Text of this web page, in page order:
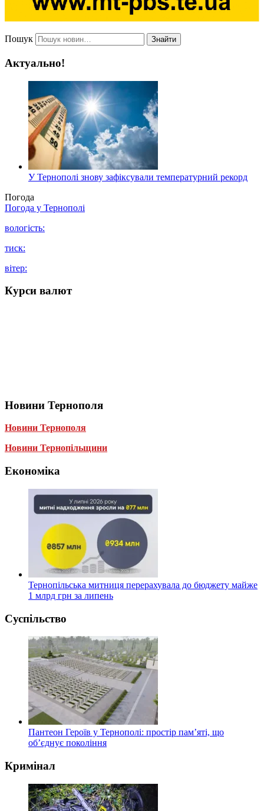
Пошук Знайти
Актуально!
У Тернополі знову зафіксували температурний рекорд
Погода
Погода у Тернополі
вологість:
тиск:
вітер:
Курси валют
Новини Тернополя
Новини Тернополя
Новини Тернопільщини
Економіка
Тернопільська митниця перерахувала до бюджету майже
1 млрд грн за липень
Суспільство
Пантеон Героїв у Тернополі: простір пам’яті, що
об’єднує покоління
Кримінал